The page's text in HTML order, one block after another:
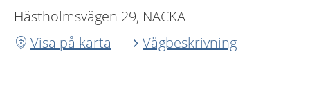
Hästholmsvägen 29, NACKA
Visa på karta
Vägbeskrivning